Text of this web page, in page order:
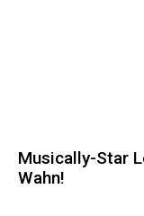
Musically-Star
Wahn!